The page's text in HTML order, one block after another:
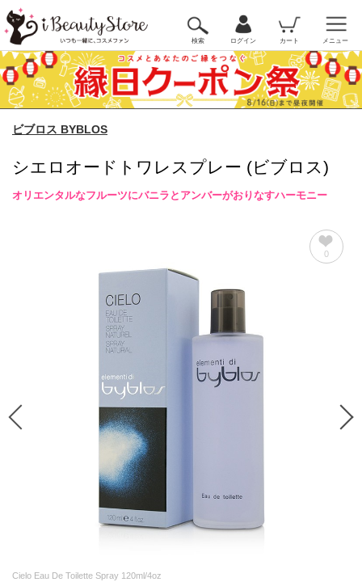
検索 ログイン カート メニュー
ビブロス BYBLOS
シエロオードトワレスプレー (ビブロス)
オリエンタルなフルーツにバニラとアンバーがおりなすハーモニー
0
Cielo Eau De Toilette Spray 120ml/4oz